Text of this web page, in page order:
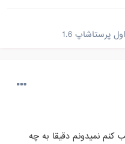
پرستاشاپ 1.6
نمیدونم دقیقا به چه